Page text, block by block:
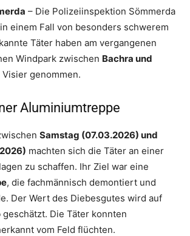
– Die Polizeiinspektion Sömmerda
einem Fall von besonders schwerem
Täter haben am vergangenen
Windpark zwischen Bachra und
Visier genommen.
Aluminiumtreppe
Samstag (07.03.2026) und
machten sich die Täter an einer
zu schaffen. Ihr Ziel war eine
, die fachmännisch demontiert und
Der Wert des Diebesgutes wird auf
geschätzt. Die Täter konnten
vom Feld flüchten.